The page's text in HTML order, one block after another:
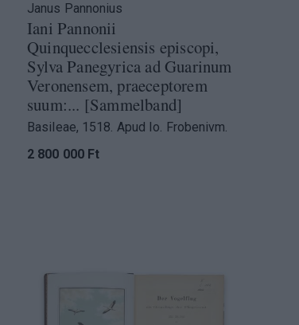
Janus Pannonius
Iani Pannonii
Quinquecclesiensis episcopi,
Sylva Panegyrica ad Guarinum
Veronensem, praeceptorem
suum:... [Sammelband]
Basileae, 1518. Apud Io. Frobenivm.
2 800 000 Ft